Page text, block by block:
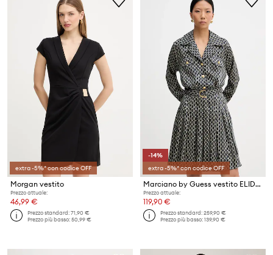
extra -5%* con codice OFF
Morgan vestito
Prezzo attuale:
46,99 €
Prezzo standard:71,90 €
Prezzo più basso:50,99 €
-14%
extra -5%* con codice OFF
Marciano by Guess vestito ELIDA
Prezzo attuale:
119,90 €
Prezzo standard:259,90 €
Prezzo più basso:139,90 €